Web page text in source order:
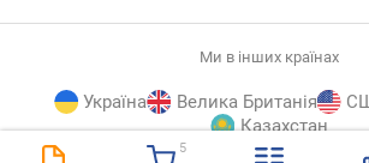
5
Ми в інших країнах
Україна Велика Британія
Казахстан